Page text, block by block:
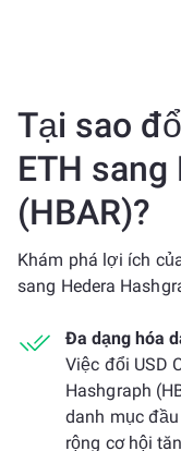
Tại sao
ETH
(HBAR)?
Khám phá lợi ích
sang Hedera
Đa dạng hóa
Việc đổi USD
Hashgraph
danh mục
rộng cơ hội